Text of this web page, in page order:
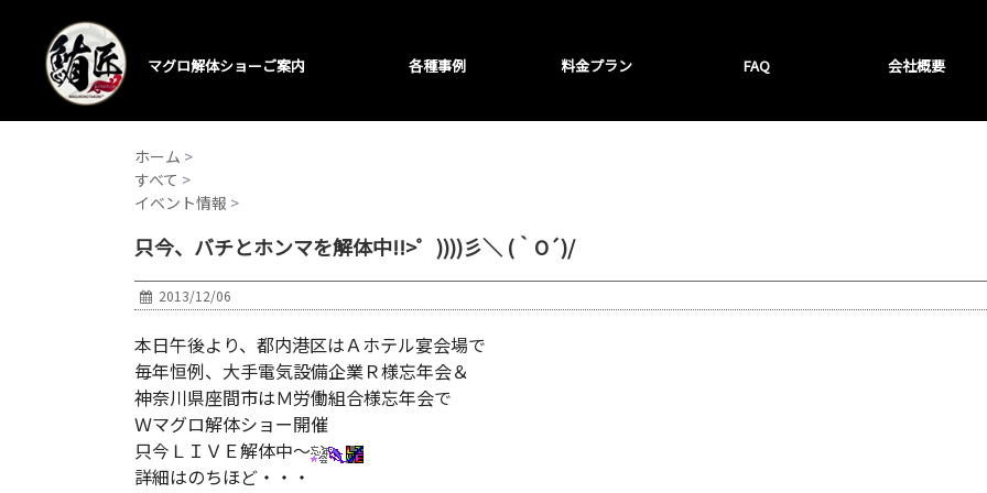
マグロ解体ショーご案内 各種事例 料金プラン FAQ 会社概要
ホーム >
すべて >
イベント情報 >
只今、バチとホンマを解体中!!>゜))))彡＼ (｀O´)/
2013/12/06
本日午後より、都内港区はＡホテル宴会場で
毎年恒例、大手電気設備企業Ｒ様忘年会＆
神奈川県座間市はＭ労働組合様忘年会で
Ｗマグロ解体ショー開催
只今ＬＩＶＥ解体中～
詳細はのちほど・・・